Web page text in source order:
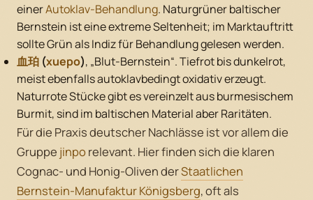
einerAutoklav-Behandlung. Naturgrüner baltischer
Bernstein ist eine extreme Seltenheit; im Marktauftritt
sollte Grün als Indiz für Behandlung gelesen werden.
血珀 (xuepo), „Blut-Bernstein“. Tiefrot bis dunkelrot,
meist ebenfalls autoklavbedingt oxidativ erzeugt.
Naturrote Stücke gibt es vereinzelt aus burmesischem
Burmit, sind im baltischen Material aber Raritäten.
Für die Praxis deutscher Nachlässe ist vor allem die
Gruppe jinporelevant. Hier finden sich die klaren
Cognac- und Honig-Oliven derStaatlichen
Bernstein-Manufaktur Königsberg, oft als